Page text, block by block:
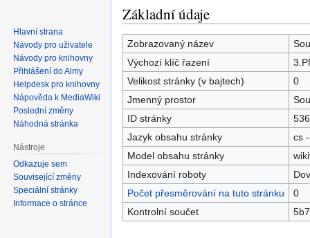
Skočit
na
navigaci
Skočit
na
vyhledávání
Základní údaje
Zobrazovaný název
Výchozí klíč řazení
Velikost stránky (v bajtech)
0
Jmenný prostor
ID stránky
536
Jazyk obsahu stránky
cs
Model obsahu stránky
Indexování roboty
Počet přesměrování na tuto stránku
0
Kontrolní součet
Hlavní strana
Návody pro uživatele
Návody pro knihovny
Přihlášení do Almy
Helpdesk pro knihovny
Nápověda k MediaWiki
Poslední změny
Náhodná stránka
Nástroje
Odkazuje sem
Související změny
Speciální stránky
Informace o stránce